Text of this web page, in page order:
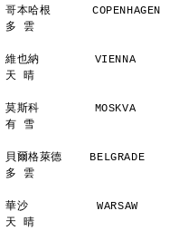
哥本哈根
多 雲
維也納        VIENNA
天 晴
莫斯科        MOSKVA
有 雪
貝爾格萊德
多 雲
華沙          WARSAW
天 晴